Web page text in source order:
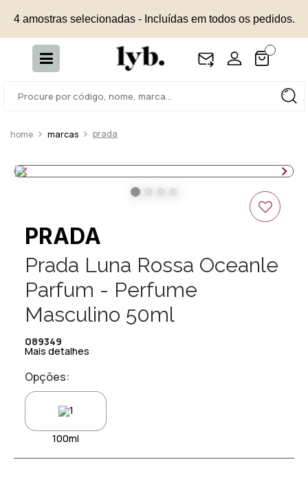
4 amostras selecionadas - Incluídas em todos os pedidos.
marcas prada
PRADA
Prada Luna Rossa Oceanle
Parfum - Perfume
Masculino 50ml
089349
Mais detalhes
Opções:
100ml